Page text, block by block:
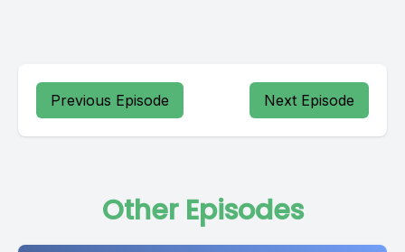
Previous Episode Next Episode
Other Episodes